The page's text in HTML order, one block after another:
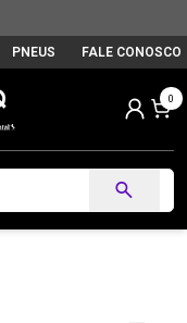
PNEUS FALE CONOSCO
0